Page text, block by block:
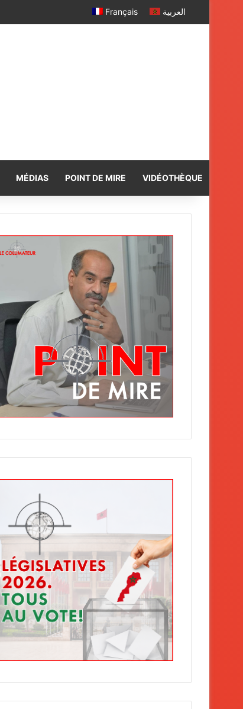
Français العربية
MÉDIAS POINT DE MIRE VIDÉOTHÈQUE